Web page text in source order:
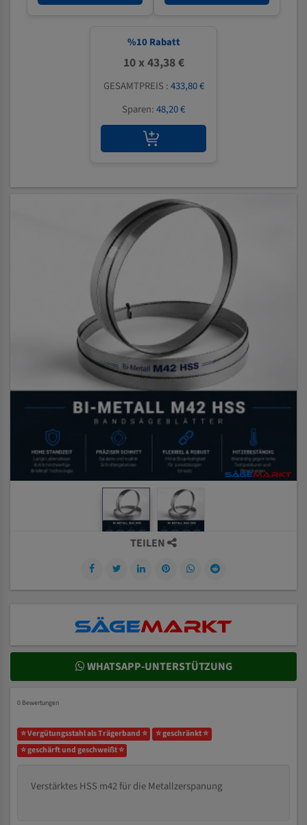
%10 Rabatt
10 x 43,38 €
GESAMTPREIS :433,80 €
Sparen:48,20 €
TEILEN
WHATSAPP-UNTERSTÜTZUNG
0 Bewertungen
⭐ Vergütungsstahl als Trägerband ⭐
⭐ geschränkt ⭐
⭐ geschärft und geschweißt ⭐
Verstärktes HSS m42 für die Metallzerspanung